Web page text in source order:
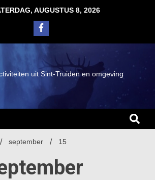
AUGUSTUS 8, 2026
uit Sint-Truiden en omgeving
september 15